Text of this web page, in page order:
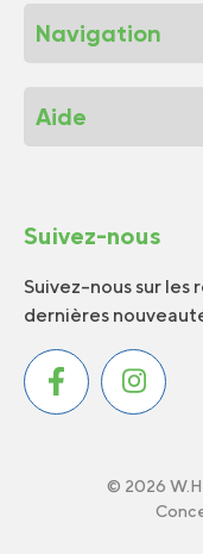
Navigation
Aide
Suivez-nous
Suivez-nous sur les
dernières
© 2026